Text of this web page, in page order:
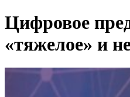
Цифровое
«тяжелое» и